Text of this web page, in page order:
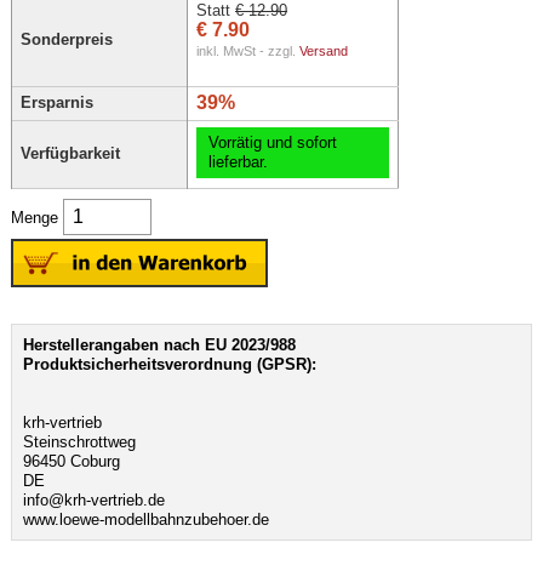
Sonderpreis
Statt € 12.90
€ 7.90
inkl. MwSt - zzgl. Versand
Ersparnis 39%
Verfügbarkeit
Vorrätig und sofort
lieferbar.
Menge
Herstellerangaben nach EU 2023/988
Produktsicherheitsverordnung (GPSR):
krh-vertrieb
Steinschrottweg
96450 Coburg
DE
info@krh-vertrieb.de
www.loewe-modellbahnzubehoer.de